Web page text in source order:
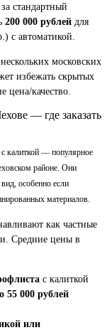
за стандартный
200 000 рублей для
с автоматикой.
московских
избежать скрытых
цена/качество.
— где заказать
калиткой — популярное
районе. Они
особенно если
материалов.
как частные
Средние цены в
с калиткой
55 000 рублей
или